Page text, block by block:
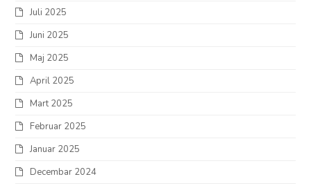
Juli 2025
Juni 2025
Maj 2025
April 2025
Mart 2025
Februar 2025
Januar 2025
Decembar 2024